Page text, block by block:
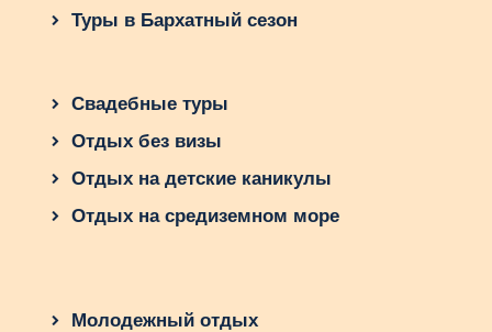
которые будут запечатлены в сердцах вашей
семьи надолго. Какие эмоции и впечатления вы
Туры в Бархатный сезон
Свадебные туры
Отдых без визы
Отдых на детские каникулы
Отдых на средиземном море
Молодежный отдых